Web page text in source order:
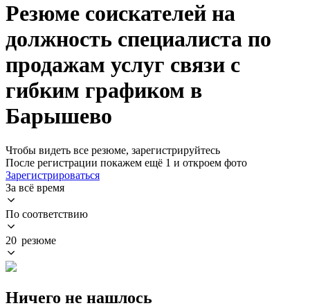
Резюме соискателей на
должность специалиста по
продажам услуг связи с
гибким графиком в
Барышево
Чтобы видеть все резюме, зарегистрируйтесь
После регистрации покажем ещё 1 и откроем фото
Зарегистрироваться
За всё время
По соответствию
20 резюме
Ничего не нашлось